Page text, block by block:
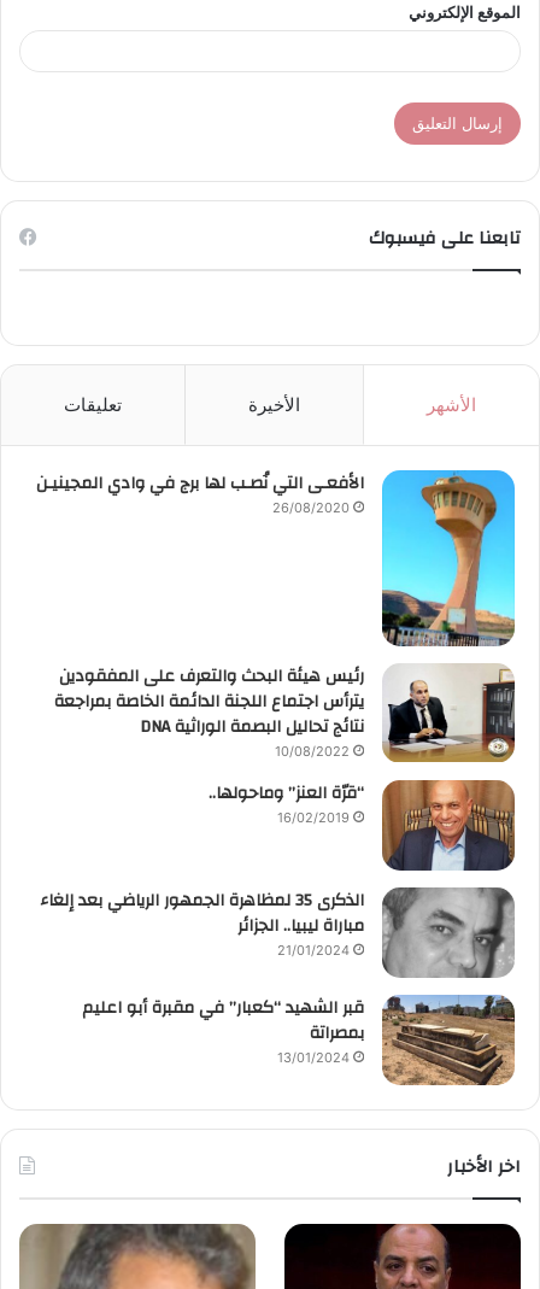
الموقع الإلكتروني
تابعنا على فيسبوك
الأشهر الأخيرة تعليقات
الأفعـى التي نُصـب لها برج في وادي المجينيـن
26/08/2020
رئيس هيئة البحث والتعرف على المفقودين
يترأس اجتماع اللجنة الدائمة الخاصة بمراجعة
نتائج تحاليل البصمة الوراثية DNA
10/08/2022
“قرّة العنز” وماحولها..
16/02/2019
الذكرى 35 لمظاهرة الجمهور الرياضي بعد إلغاء
مباراة ليبيا.. الجزائر
21/01/2024
قبر الشهيد “كعبار” في مقبرة أبو اعليم
بمصراتة
13/01/2024
اخر الأخبار